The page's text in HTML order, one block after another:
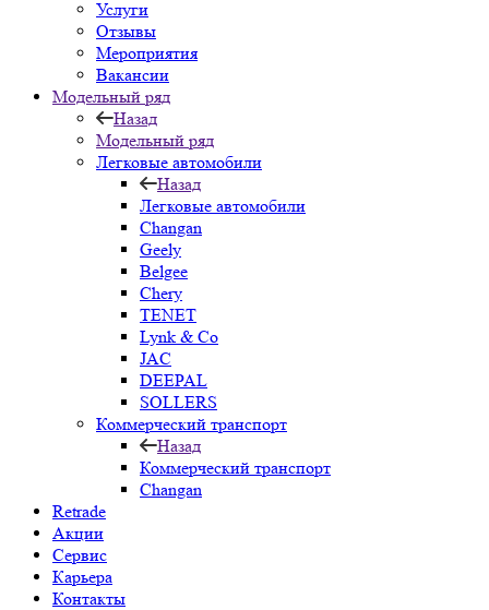
Услуги
Отзывы
Мероприятия
Вакансии
Модельный ряд
Назад
Модельный ряд
Легковые автомобили
Назад
Легковые автомобили
Changan
Geely
Belgee
Chery
TENET
Lynk & Co
JAC
DEEPAL
SOLLERS
Коммерческий транспорт
Назад
Коммерческий транспорт
Changan
Retrade
Акции
Сервис
Карьера
Контакты